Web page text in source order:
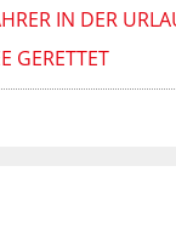
IN DER